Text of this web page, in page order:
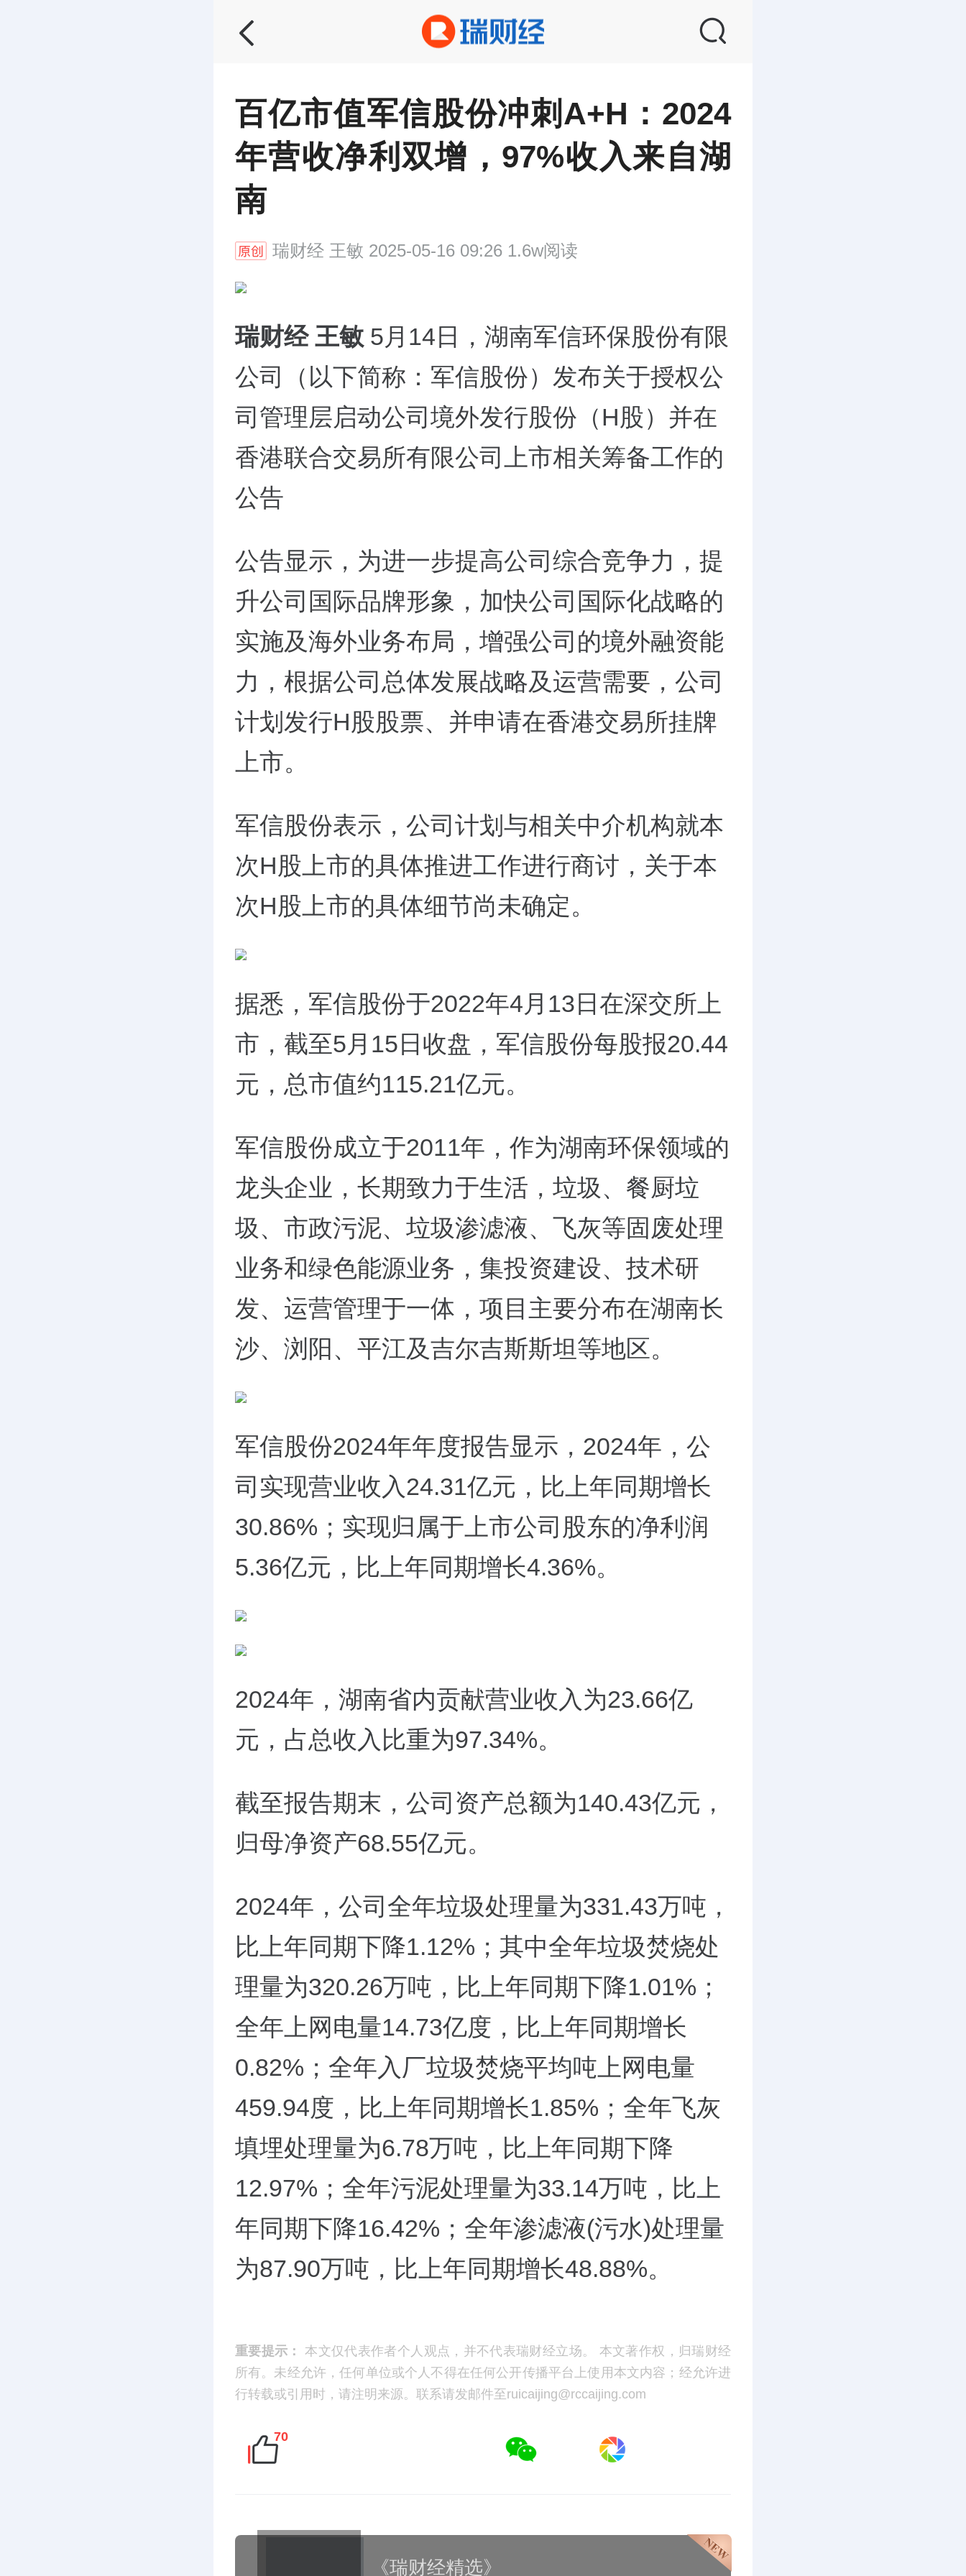
百亿市值军信股份冲刺A+H：2024
年营收净利双增，97%收入来自湖
南
瑞财经 王敏 2025-05-16 09:26 1.6w阅读
瑞财经 王敏 5月14日，湖南军信环保股份有限
公司（以下简称：军信股份）发布关于授权公
司管理层启动公司境外发行股份（H股）并在
香港联合交易所有限公司上市相关筹备工作的
公告
公告显示，为进一步提高公司综合竞争力，提
升公司国际品牌形象，加快公司国际化战略的
实施及海外业务布局，增强公司的境外融资能
力，根据公司总体发展战略及运营需要，公司
计划发行H股股票、并申请在香港交易所挂牌
上市。
军信股份表示，公司计划与相关中介机构就本
次H股上市的具体推进工作进行商讨，关于本
次H股上市的具体细节尚未确定。
据悉，军信股份于2022年4月13日在深交所上
市，截至5月15日收盘，军信股份每股报20.44
元，总市值约115.21亿元。
军信股份成立于2011年，作为湖南环保领域的
龙头企业，长期致力于生活，垃圾、餐厨垃
圾、市政污泥、垃圾渗滤液、飞灰等固废处理
业务和绿色能源业务，集投资建设、技术研
发、运营管理于一体，项目主要分布在湖南长
沙、浏阳、平江及吉尔吉斯斯坦等地区。
军信股份2024年年度报告显示，2024年，公
司实现营业收入24.31亿元，比上年同期增长
30.86%；实现归属于上市公司股东的净利润
5.36亿元，比上年同期增长4.36%。
2024年，湖南省内贡献营业收入为23.66亿
元，占总收入比重为97.34%。
截至报告期末，公司资产总额为140.43亿元，
归母净资产68.55亿元。
2024年，公司全年垃圾处理量为331.43万吨，
比上年同期下降1.12%；其中全年垃圾焚烧处
理量为320.26万吨，比上年同期下降1.01%；
全年上网电量14.73亿度，比上年同期增长
0.82%；全年入厂垃圾焚烧平均吨上网电量
459.94度，比上年同期增长1.85%；全年飞灰
填埋处理量为6.78万吨，比上年同期下降
12.97%；全年污泥处理量为33.14万吨，比上
年同期下降16.42%；全年渗滤液(污水)处理量
为87.90万吨，比上年同期增长48.88%。
重要提示：
本文仅代表作者个人观点，并不代表瑞财经立场。 本文著作权，归瑞财经
所有。未经允许，任何单位或个人不得在任何公开传播平台上使用本文内容；经允许进
行转载或引用时，请注明来源。联系请发邮件至ruicaijing@rccaijing.com
70
《瑞财经精选》